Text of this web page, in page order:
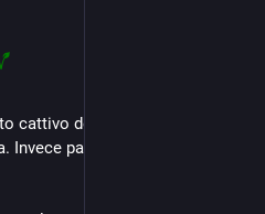
cattivo della DC Comics.
Invece parla e qualcuno lo